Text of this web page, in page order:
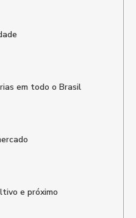
em todo o Brasil
e próximo